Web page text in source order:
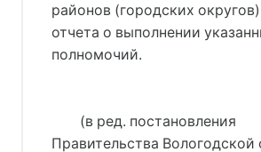
районов (городских
отчета о выполнении
полномочий.
(в ред. постановления
Правительства Вологодской